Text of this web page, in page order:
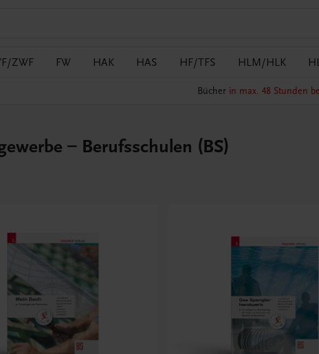
ZWF FW HAK HAS HF/TFS HLM/HLK
Bücher in max. 48 Stunden
– Berufsschulen (BS)